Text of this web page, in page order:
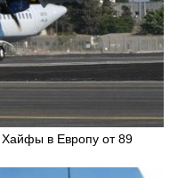
в Европу от 89